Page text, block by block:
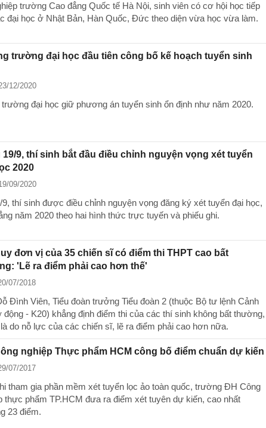
trường Cao đẳng Quốc tế Hà Nội, sinh viên có cơ hội học tiếp
đại học ở Nhật Bản, Hàn Quốc, Đức theo diện vừa học vừa làm.
trường đại học đầu tiên công bố kế hoạch tuyển sinh
12/2020
trường đại học giữ phương án tuyển sinh ổn định như năm 2020.
19/9, thí sinh bắt đầu điều chỉnh nguyện vọng xét tuyển
2020
09/2020
thí sinh được điều chỉnh nguyện vọng đăng ký xét tuyển đại học,
năm 2020 theo hai hình thức trực tuyến và phiếu ghi.
đơn vị của 35 chiến sĩ có điểm thi THPT cao bất
'Lẽ ra điểm phải cao hơn thế'
07/2018
Đình Viên, Tiểu đoàn trưởng Tiểu đoàn 2 (thuộc Bộ tư lệnh Cảnh
động - K20) khẳng định điểm thi của các thí sinh không bất thường,
do nỗ lực của các chiến sĩ, lẽ ra điểm phải cao hơn nữa.
nghiệp Thực phẩm HCM công bố điểm chuẩn dự kiến
07/2017
tham gia phần mềm xét tuyển lọc ảo toàn quốc, trường ĐH Công
thực phẩm TP.HCM đưa ra điểm xét tuyên dự kiến, cao nhất
23 điểm.